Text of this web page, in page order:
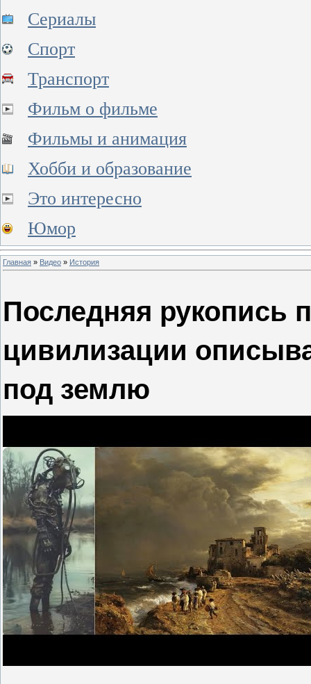
Сериалы
Спорт
Транспорт
Фильм о фильме
Фильмы и анимация
Хобби и образование
Это интересно
Юмор
Главная » Видео » История
Последняя рукопись
цивилизации
под землю